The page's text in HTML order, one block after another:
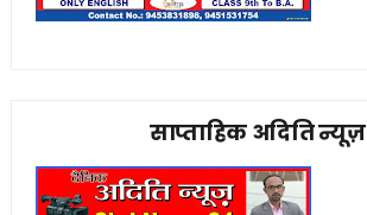
साप्ताहिक अदिति न्यूज़